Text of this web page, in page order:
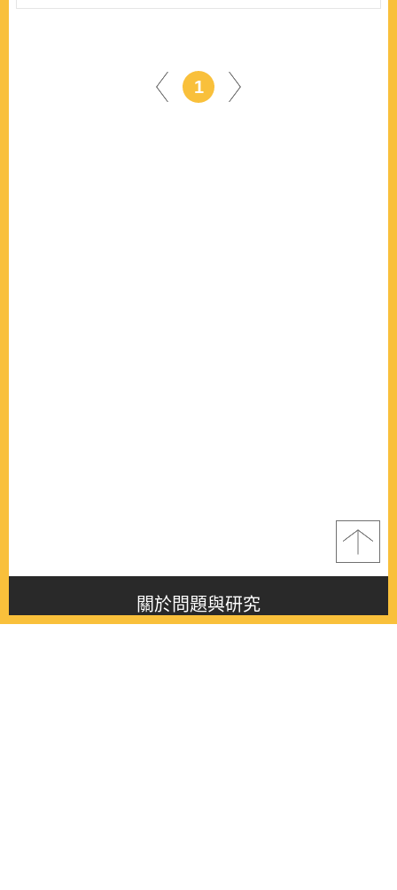
1
關於問題與研究
About this journal